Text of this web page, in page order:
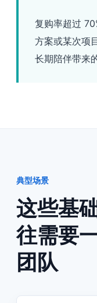
复购率超过
方案或某次项
长期陪伴带来
典型场景
这些基
往需要
团队